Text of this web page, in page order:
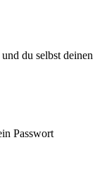
du selbst deinen
Passwort